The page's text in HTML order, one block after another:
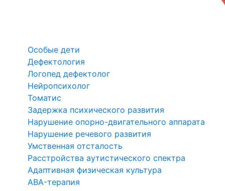
Особые дети
Дефектология
Логопед дефектолог
Нейропсихолог
Томатис
Задержка психического развития
Нарушение опорно-двигательного аппарата
Нарушение речевого развития
Умственная отсталость
Расстройства аутистического спектра
Адаптивная физическая культура
ABA-терапия